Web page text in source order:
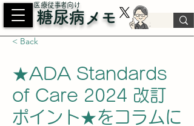
​医療従事者向け
糖尿病メモ
< Back
★ADA Standards
of Care 2024 改訂
ポイント★をコラムに